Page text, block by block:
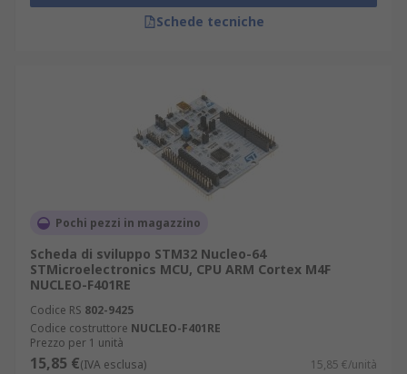
Schede tecniche
Pochi pezzi in magazzino
Scheda di sviluppo STM32 Nucleo-64
STMicroelectronics MCU, CPU ARM Cortex M4F
NUCLEO-F401RE
Codice RS 802-9425
Codice costruttore NUCLEO-F401RE
Prezzo per 1 unità
15,85 €(IVA esclusa) 15,85 €/unità